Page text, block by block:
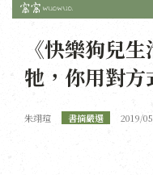
《快樂狗兒
牠，你用對方
朱翊瑄 書摘嚴選 2019/